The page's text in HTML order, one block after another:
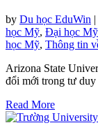
by Du học EduWin |
học Mỹ, Đại học Mỹ
học Mỹ, Thông tin
Arizona State
đổi mới trong tư duy
Read More